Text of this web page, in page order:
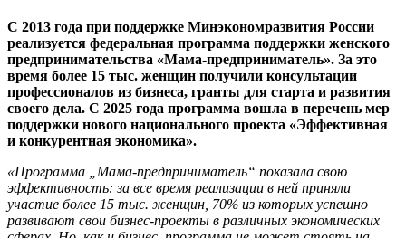
С 2013 года при поддержке Минэкономразвития России
реализуется федеральная программа поддержки женского
предпринимательства «Мама-предприниматель». За это
время более 15 тыс. женщин получили консультации
профессионалов из бизнеса, гранты для старта и развития
своего дела. С 2025 года программа вошла в перечень мер
поддержки нового национального проекта «Эффективная
и конкурентная экономика».
«Программа „Мама-предприниматель“ показала свою
эффективность: за все время реализации в ней приняли
участие более 15 тыс. женщин, 70% из которых успешно
развивают свои бизнес-проекты в различных экономических